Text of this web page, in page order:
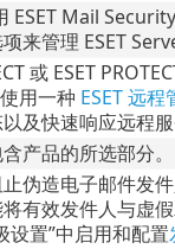
ESET Mail
来管理 ESET
或 ESET
用一种 ESET 远程
及快速响应远程服
产品的所选部分。
伪造电子邮件发
有效发件人与虚
设置”中启用和配置